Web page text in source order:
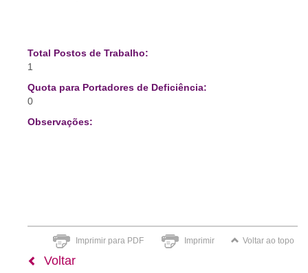
Total Postos de Trabalho:
1
Quota para Portadores de Deficiência:
0
Observações:
Imprimir para PDF Imprimir Voltar ao topo
Voltar